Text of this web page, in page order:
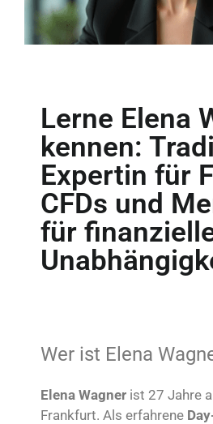
Lerne Elena
kennen:
Expertin für
CFDs und
für
Wer ist Elena
Elena Wagner ist 27 Jahre
Frankfurt. Als erfahrene